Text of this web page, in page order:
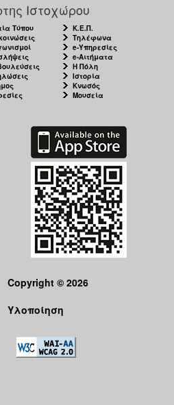
Ιστοχώρου
Τύπου
Κ.Ε.Π.
Τηλέφωνα
e-Υπηρεσίες
e-Αιτήματα
Η Πόλη
Ιστορία
Κνωσός
Μουσεία
Copyright © 2026
Υλοποίηση